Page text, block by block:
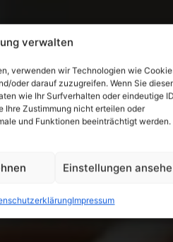
verwalten
verwenden wir Technologien wie
oder darauf zuzugreifen. Wenn Sie
wie Ihr Surfverhalten oder eindeutige
Ihre Zustimmung nicht erteilen oder
und Funktionen beeinträchtigt werden.
Einstellungen
Impressum
mit ERP-